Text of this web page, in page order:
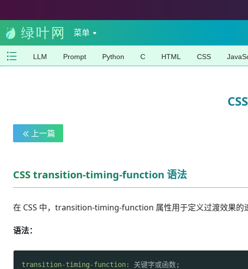
菜单
LLM Prompt Python C HTML CSS
上一篇
CSS transition-timing-function 语法
在 CSS 中，transition-timing-function 属性用于定义过渡效果的
语法：
transition-timing-function: 关键字或函数;